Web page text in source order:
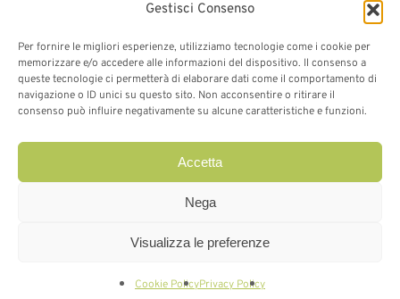
Gestisci Consenso
Per fornire le migliori esperienze, utilizziamo tecnologie come i cookie per
memorizzare e/o accedere alle informazioni del dispositivo. Il consenso a
queste tecnologie ci permetterà di elaborare dati come il comportamento di
navigazione o ID unici su questo sito. Non acconsentire o ritirare il
consenso può influire negativamente su alcune caratteristiche e funzioni.
Accetta
Nega
Visualizza le preferenze
Cookie PolicyPrivacy Policy
Privacy Policy “Referti Online”
Società trasparente
Impressum